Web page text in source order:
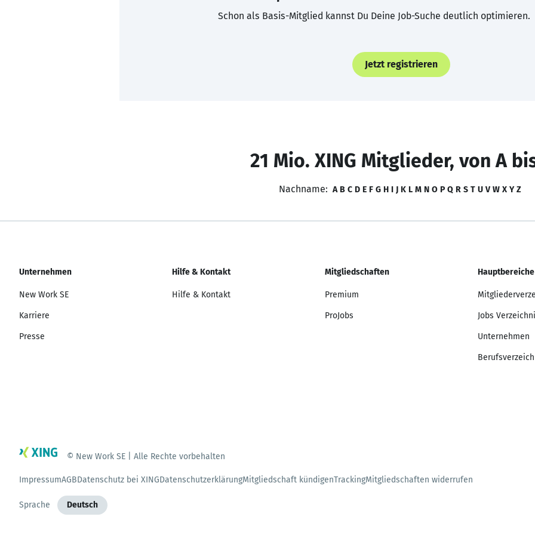
Schon als Basis-Mitglied kannst Du Deine Job-Suche deutlich optimieren.
Jetzt registrieren
21 Mio. XING Mitglieder, von A
Nachname: A B C D E F G H I J K L M N O P Q R S T U V W X Y Z
Unternehmen
New Work SE
Karriere
Presse
Hilfe & Kontakt
Hilfe & Kontakt
Mitgliedschaften
Premium
ProJobs
Hauptbereiche
Jobs
Unternehmen
© New Work SE | Alle Rechte vorbehalten
ImpressumAGBDatenschutz bei XINGDatenschutzerklärungMitgliedschaft kündigenTrackingMitgliedschaften widerrufen
Sprache Deutsch